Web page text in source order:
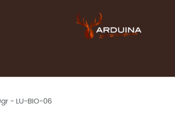
- LU-BIO-06